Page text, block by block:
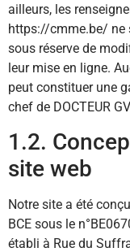
ailleurs, les
https://cmme.be/ ne
sous réserve de
leur mise en ligne.
peut constituer une
chef de DOCTEUR
1.2.
site web
Notre site a été
BCE sous le
établi à Rue du